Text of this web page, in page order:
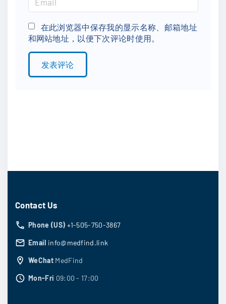
e
*
m
a
i
l
在此浏览器中保存我的显示名称、邮箱地址
和网站地址，以便下次评论时使用。
Contact Us
Phone (US) +1-505-750-3867
Email info@medfind.link
WeChat MedFind
Mon-Fri 09:00 - 17:00